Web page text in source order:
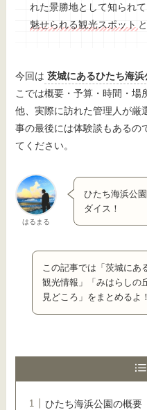
れた景勝地として知られ
魅せられる観光スポット
今回は 茨城にあるひたち海
こでは概要・予算・時間・場
他、実際に訪れた管理人が厳
事の最後には体験談もあるの
てください。
はるまる
ひたち海浜公
ダイス！
この記事では「茨城にあ
観光情報」「みはらしの
見どころ」をまとめるよ！
ひたち海浜公園の概要